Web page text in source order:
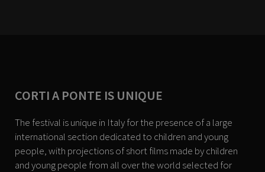
CORTI A PONTE IS UNIQUE
The festival is unique in Italy for the presence of a large
international section dedicated to children and young
people, with projections of short films made by children
and young people from all over the world selected for